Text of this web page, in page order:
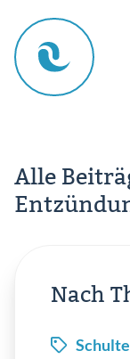
Alle
Nach